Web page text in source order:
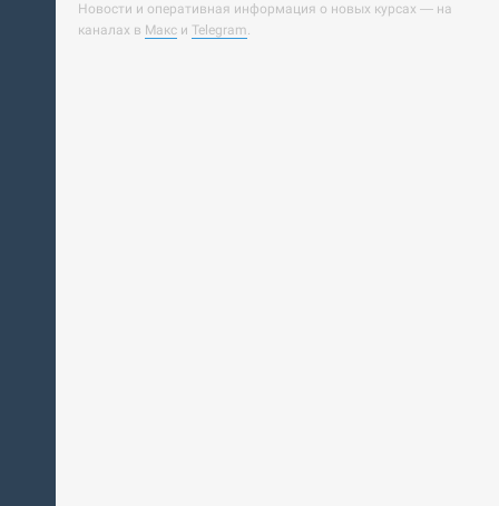
Новости и оперативная информация о новых курсах — на
каналах в Макс и Telegram.